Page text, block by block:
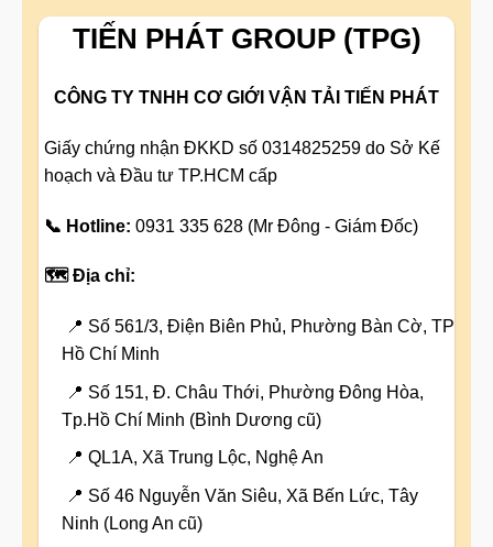
TIẾN PHÁT GROUP (TPG)
CÔNG TY TNHH CƠ GIỚI VẬN TẢI TIẾN PHÁT
Giấy chứng nhận ĐKKD số 0314825259 do Sở Kế
hoạch và Đầu tư TP.HCM cấp
📞 Hotline: 0931 335 628 (Mr Đông - Giám Đốc)
🗺️ Địa chỉ:
📍 Số 561/3, Điện Biên Phủ, Phường Bàn Cờ, TP
Hồ Chí Minh
📍 Số 151, Đ. Châu Thới, Phường Đông Hòa,
Tp.Hồ Chí Minh (Bình Dương cũ)
📍 QL1A, Xã Trung Lộc, Nghệ An
📍 Số 46 Nguyễn Văn Siêu, Xã Bến Lức, Tây
Ninh (Long An cũ)